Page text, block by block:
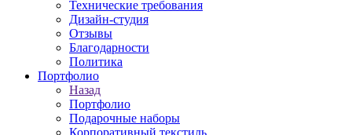
Технические требования
Дизайн-студия
Отзывы
Благодарности
Политика
Портфолио
Назад
Портфолио
Подарочные наборы
Корпоративный текстиль